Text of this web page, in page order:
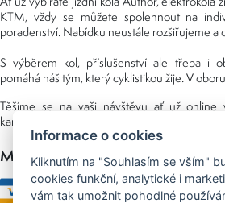
KTM, vždy se můžete spolehnout na
poradenství. Nabídku neustále rozšiřujeme a
S výběrem kol, příslušenství ale třeba i
pomáhá náš tým, který cyklistikou žije. V
Těšíme se na vaši návštěvu ať už
kamenné prodejně, kterou najdete v NS
Možnosti platby
Informace o cookies
Kliknutím na "Souhlasím se vším"
cookies funkční, analytické i
vám tak umožnit pohodlné